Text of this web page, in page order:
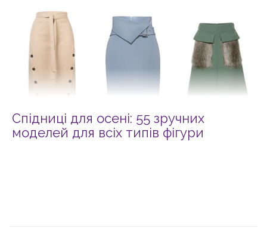
Спідниці для осені: 55 зручних
моделей для всіх типів фігури